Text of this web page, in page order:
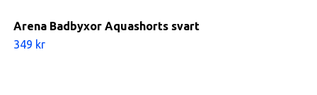
Arena Badbyxor Aquashorts svart
349 kr